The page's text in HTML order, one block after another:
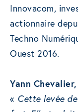
Innovacom,
actionnaire
Techno
Ouest 2016.
Yann
« Cette levée